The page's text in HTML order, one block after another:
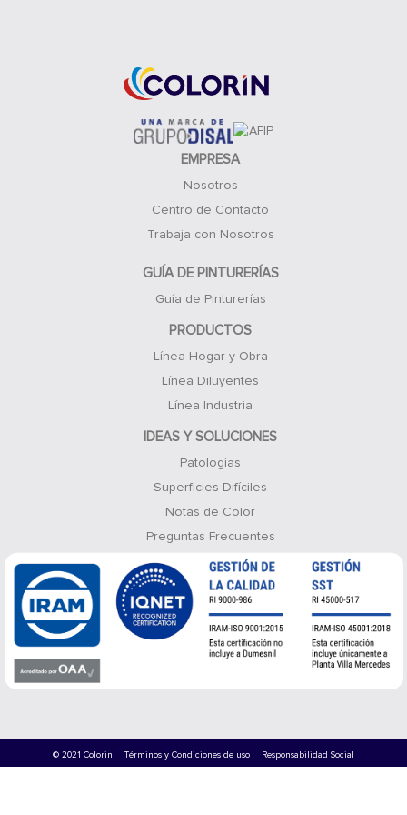
EMPRESA
Nosotros
Centro de Contacto
Trabaja con Nosotros
GUÍA DE PINTURERÍAS
Guía de Pinturerías
PRODUCTOS
Línea Hogar y Obra
Línea Diluyentes
Línea Industria
IDEAS Y SOLUCIONES
Patologías
Superficies Difíciles
Notas de Color
Preguntas Frecuentes
© 2021 Colorin Términos y Condiciones de uso Responsabilidad Social